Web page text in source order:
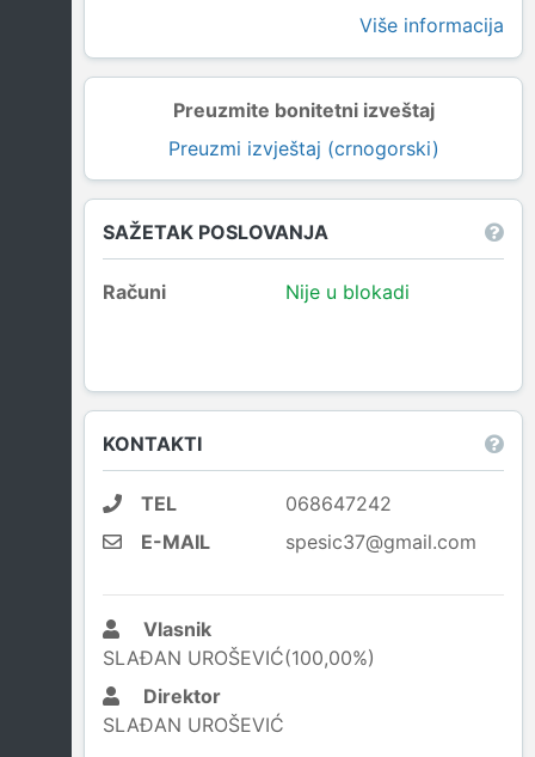
Preuzmite bonitetni izveštaj
Preuzmi izvještaj (crnogorski)
Više informacija
SAŽETAK POSLOVANJA
Računi Nije u blokadi
KONTAKTI
TEL
068647242
E-MAIL
spesic37@gmail.com
Vlasnik
SLAĐAN UROŠEVIĆ(100,00%)
Direktor
SLAĐAN UROŠEVIĆ